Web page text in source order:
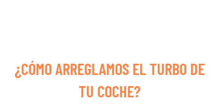
¿CÓMO ARREGLAMOS EL TURBO DE
TU COCHE?